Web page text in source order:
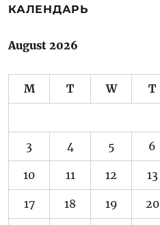
КАЛЕНДАРЬ
August 2026
M T W T
3 4 5 6
10 11 12 13
17 18 19 20